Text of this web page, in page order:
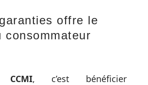
offre le
consommateur
CCMI, c’est bénéficier